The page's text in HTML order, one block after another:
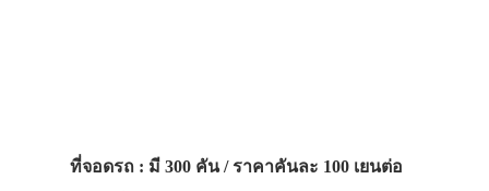
ที่จอดรถ : มี 300 คัน / ราคาคันละ 100 เยนต่อ